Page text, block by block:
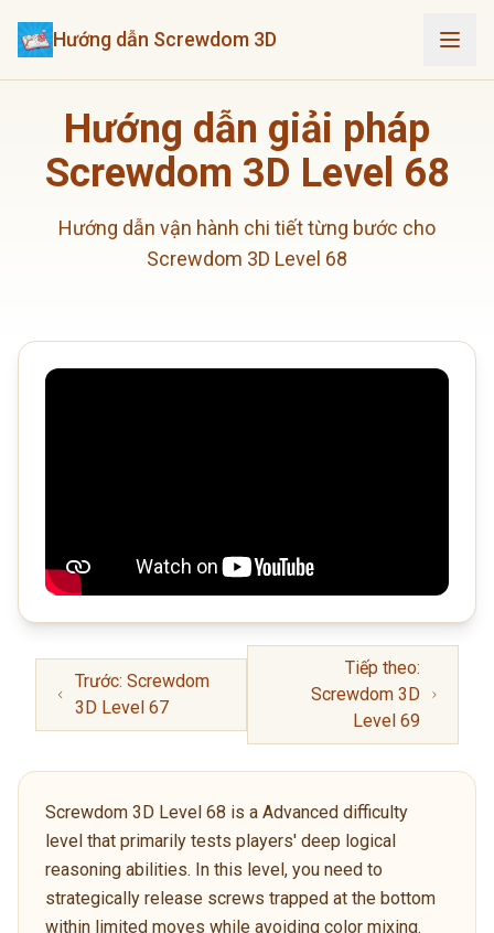
Hướng dẫn Screwdom 3D
Hướng dẫn giải pháp
Screwdom 3D Level 68
Hướng dẫn vận hành chi tiết từng bước cho
Screwdom 3D Level 68
Trước: Screwdom
3D Level 67
Tiếp theo:
Screwdom 3D
Level 69
Screwdom 3D Level 68 is a Advanced difficulty
level that primarily tests players' deep logical
reasoning abilities. In this level, you need to
strategically release screws trapped at the bottom
within limited moves while avoiding color mixing.